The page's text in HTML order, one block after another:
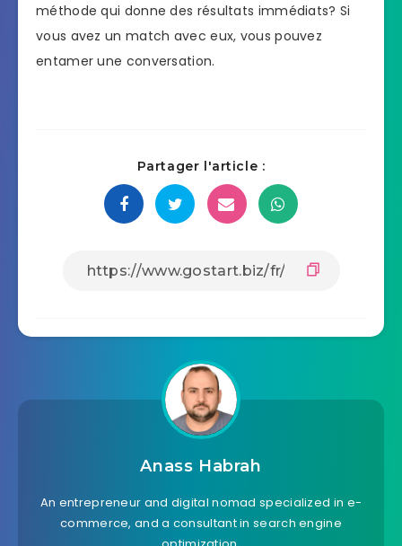
méthode qui donne des résultats immédiats? Si
vous avez un match avec eux, vous pouvez
entamer une conversation.
Partager l'article :
Anass Habrah
An entrepreneur and digital nomad specialized in e-
commerce, and a consultant in search engine